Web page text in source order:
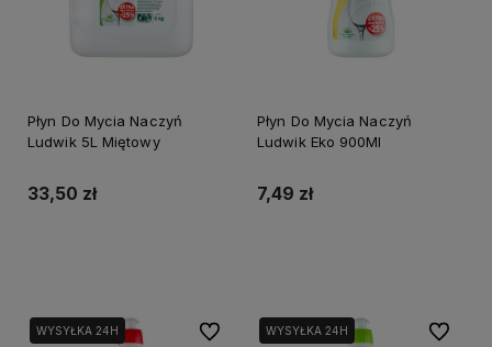
Płyn Do Mycia Naczyń
Ludwik 5L Miętowy
33,50 zł
Płyn Do Mycia Naczyń
Ludwik Eko 900Ml
7,49 zł
WYSYŁKA 24H Do ulubionychWYSYŁKA 24H Do